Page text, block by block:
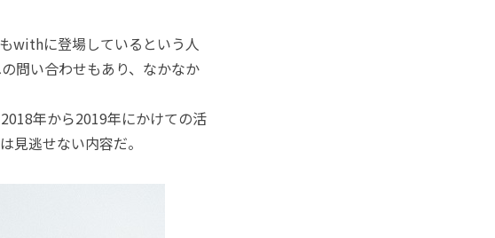
withに登場しているという人
問い合わせもあり、なかなか
年から2019年にかけての活
見逃せない内容だ。